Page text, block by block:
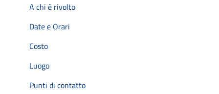
A chi è rivolto
Date e Orari
Costo
Luogo
Punti di contatto